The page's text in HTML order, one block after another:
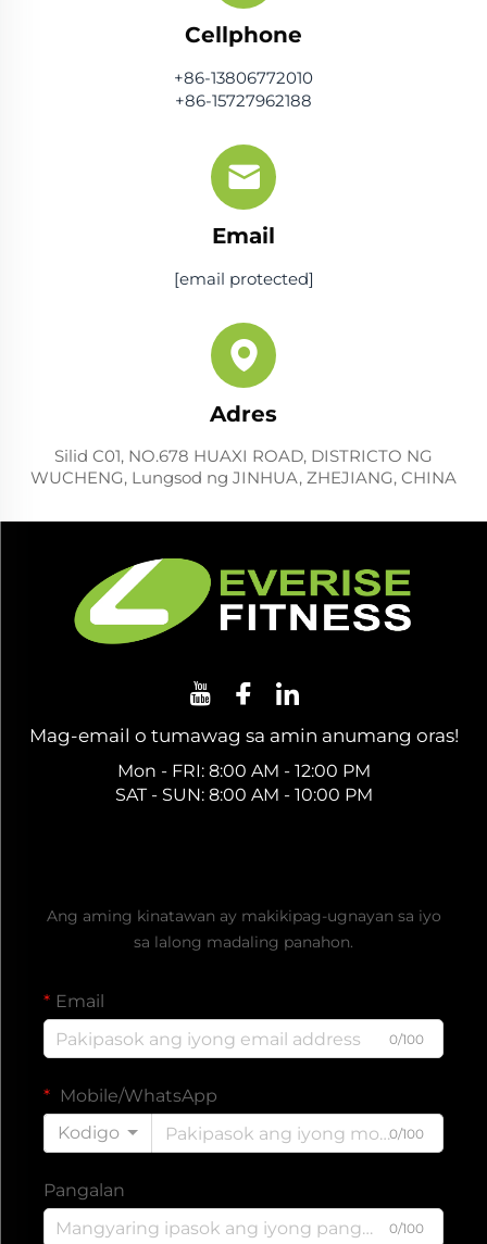
Cellphone
+86-13806772010
+86-15727962188
Email
[email protected]
Adres
Silid C01, NO.678 HUAXI ROAD, DISTRICTO NG
WUCHENG, Lungsod ng JINHUA, ZHEJIANG, CHINA
Mag-email o tumawag sa amin anumang oras!
Mon - FRI: 8:00 AM - 12:00 PM
SAT - SUN: 8:00 AM - 10:00 PM
Ang aming kinatawan ay makikipag-ugnayan sa iyo
sa lalong madaling panahon.
Email
0/100
Mobile/WhatsApp
Kodigo
0/100
Pangalan
0/100